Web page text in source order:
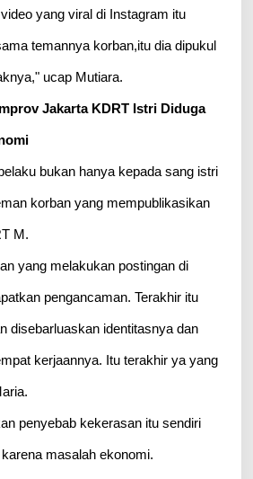
yang viral di Instagram itu
temannya korban,itu dia dipukul
ucap Mutiara.
Jakarta KDRT Istri Diduga
bukan hanya kepada sang istri
korban yang mempublikasikan
M.
yang melakukan postingan di
pengancaman. Terakhir itu
disebarluaskan identitasnya dan
kerjaannya. Itu terakhir ya yang
penyebab kekerasan itu sendiri
masalah ekonomi.